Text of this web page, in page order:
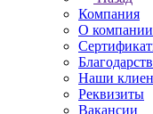
Компания
О компании
Наши
Реквизиты
Вакансии